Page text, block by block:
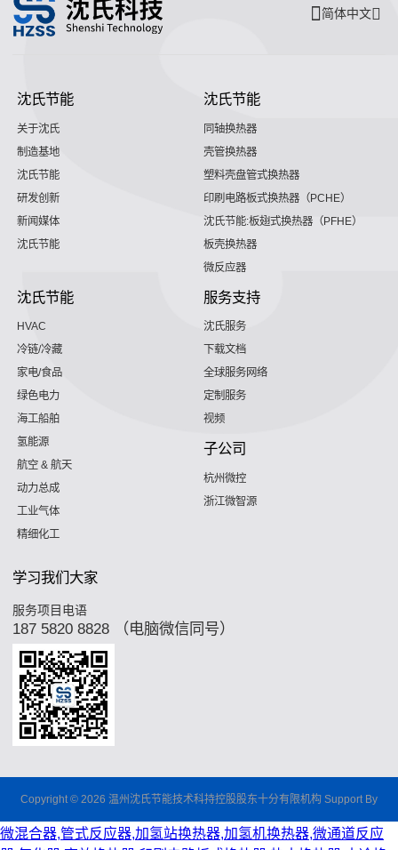
简体中文
沈氏节能
关于沈氏
制造基地
沈氏节能
研发创新
新闻媒体
沈氏节能
沈氏节能
同轴换热器
壳管换热器
塑料壳盘管式换热器
印刷电路板式换热器（PCHE）
沈氏节能:板翅式换热器（PFHE）
板壳换热器
微反应器
沈氏节能
HVAC
冷链/冷藏
家电/食品
绿色电力
海工船舶
氢能源
航空 & 航天
动力总成
工业气体
精细化工
服务支持
沈氏服务
下载文档
全球服务网络
定制服务
视频
子公司
杭州微控
浙江微智源
学习我们大家
服务项目电语
187 5820 8828 （电脑微信同号）
Copyright © 2026 温州沈氏节能技术科持控股股东十分有限机构 Support By
微混合器,管式反应器,加氢站换热器,加氢机换热器,微通道反应